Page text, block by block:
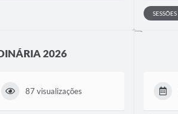
SESSÕES
2026
87 visualizações